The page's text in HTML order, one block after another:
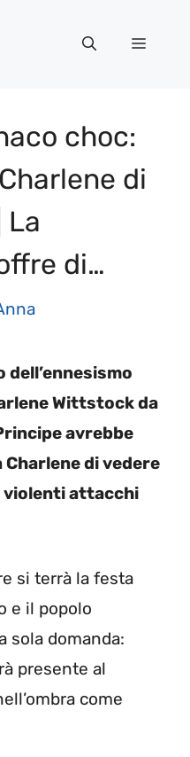
Menu
choc:
di
La
di…
Wittstock da
avrebbe
di vedere
violenti attacchi
si terrà la festa
e il popolo
sola domanda:
presente al
come